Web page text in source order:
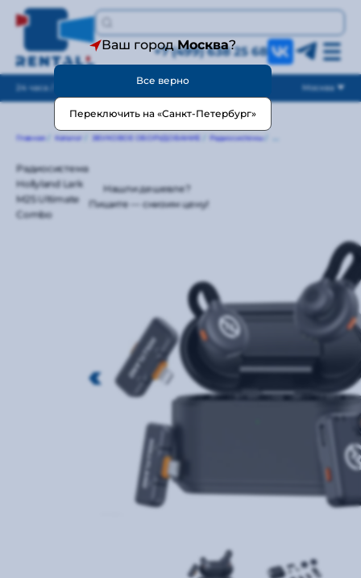
+7 (499) 638 25 68
24 часа / без выходных Москва
Главная Каталог ЗВУКОВОЕ ОБОРУДОВАНИЕ Радиосистемы
Радиосистема
Hollyland Lark
M2S Ultimate
Combo
Нашли дешевле?
Пишите — снизим цену!
Ваш городМосква?
Все верно
Переключить на «Санкт-Петербург»